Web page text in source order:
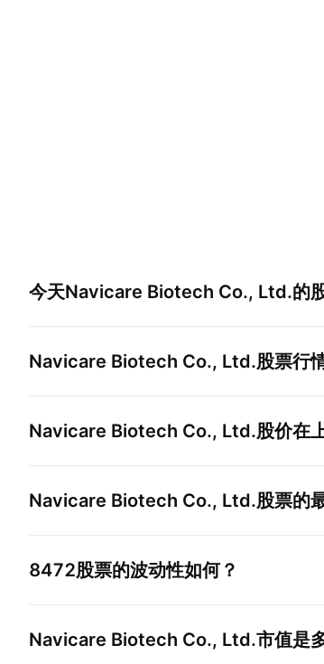
今天Navicare Biotech Co., Ltd.的
Navicare Biotech Co., Ltd.股票行
Navicare Biotech Co., Ltd.股价在
Navicare Biotech Co., Ltd.股票的
8472股票的波动性如何？
Navicare Biotech Co., Ltd.市值是